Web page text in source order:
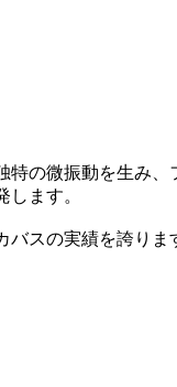
の微振動を生み、
ます。
スの実績を誇りま